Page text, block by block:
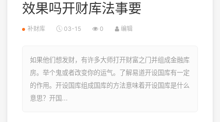
效果吗开财库法事要
补财库 03-15 0 编辑
如果他们想发财，有许多大师打开财富之门并组成金融库
房。举个鬼或者改变你的运气。了解易道开设国库有一定
的作用。开设国库组成国库的方法意味着开设国库是什么
意思？开国...